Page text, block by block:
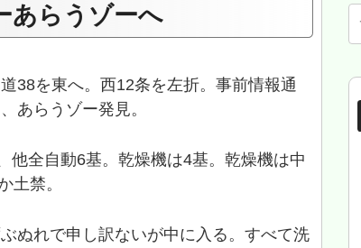
あらうゾーへ
38を東へ。西12条を左折。事前情報通
あらうゾー発見。
他全自動6基。乾燥機は4基。乾燥機は中
土禁。
ぬれで申し訳ないが中に入る。すべて洗